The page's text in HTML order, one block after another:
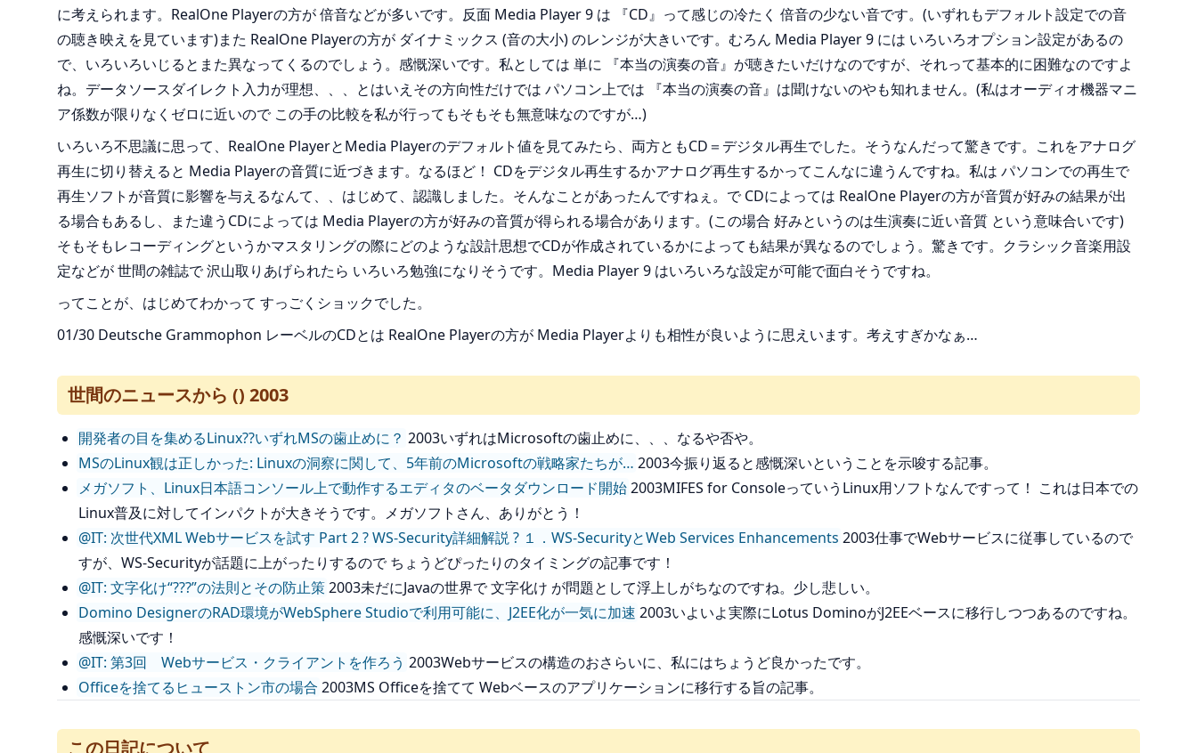
に考えられます。RealOne Playerの方が 倍音などが多いです。反面 Media Player 9 は 『CD』って感じの冷たく 倍音の少ない音です。(いずれもデフォルト設定での音
の聴き映えを見ています)また RealOne Playerの方が ダイナミックス (音の大小) のレンジが大きいです。むろん Media Player 9 には いろいろオプション設定があるの
で、いろいろいじるとまた異なってくるのでしょう。感慨深いです。私としては 単に 『本当の演奏の音』が聴きたいだけなのですが、それって基本的に困難なのですよ
ね。データソースダイレクト入力が理想、、、とはいえその方向性だけでは パソコン上では 『本当の演奏の音』は聞けないのやも知れません。(私はオーディオ機器マニ
ア係数が限りなくゼロに近いので この手の比較を私が行ってもそもそも無意味なのですが…)
いろいろ不思議に思って、RealOne PlayerとMedia Playerのデフォルト値を見てみたら、両方ともCD＝デジタル再生でした。そうなんだって驚きです。これをアナログ
再生に切り替えると Media Playerの音質に近づきます。なるほど！ CDをデジタル再生するかアナログ再生するかってこんなに違うんですね。私は パソコンでの再生で
再生ソフトが音質に影響を与えるなんて、、はじめて、認識しました。そんなことがあったんですねぇ。で CDによっては RealOne Playerの方が音質が好みの結果が出
る場合もあるし、また違うCDによっては Media Playerの方が好みの音質が得られる場合があります。(この場合 好みというのは生演奏に近い音質 という意味合いです)
そもそもレコーディングというかマスタリングの際にどのような設計思想でCDが作成されているかによっても結果が異なるのでしょう。驚きです。クラシック音楽用設
定などが 世間の雑誌で 沢山取りあげられたら いろいろ勉強になりそうです。Media Player 9 はいろいろな設定が可能で面白そうですね。
ってことが、はじめてわかって すっごくショックでした。
01/30 Deutsche Grammophon レーベルのCDとは RealOne Playerの方が Media Playerよりも相性が良いように思えいます。考えすぎかなぁ…
世間のニュースから () 2003
開発者の目を集めるLinux??いずれMSの歯止めに？ 2003いずれはMicrosoftの歯止めに、、、なるや否や。
MSのLinux観は正しかった: Linuxの洞察に関して、5年前のMicrosoftの戦略家たちが… 2003今振り返ると感慨深いということを示唆する記事。
メガソフト、Linux日本語コンソール上で動作するエディタのベータダウンロード開始2003MIFES for ConsoleっていうLinux用ソフトなんですって！ これは日本での
Linux普及に対してインパクトが大きそうです。メガソフトさん、ありがとう！
@IT: 次世代XML Webサービスを試す Part 2 ? WS-Security詳細解説 ? １．WS-SecurityとWeb Services Enhancements 2003仕事でWebサービスに従事しているので
すが、WS-Securityが話題に上がったりするので ちょうどぴったりのタイミングの記事です！
@IT: 文字化け“???”の法則とその防止策2003未だにJavaの世界で 文字化け が問題として浮上しがちなのですね。少し悲しい。
Domino DesignerのRAD環境がWebSphere Studioで利用可能に、J2EE化が一気に加速 2003いよいよ実際にLotus DominoがJ2EEベースに移行しつつあるのですね。
感慨深いです！
@IT: 第3回 Webサービス・クライアントを作ろう 2003Webサービスの構造のおさらいに、私にはちょうど良かったです。
Officeを捨てるヒューストン市の場合 2003MS Officeを捨てて Webベースのアプリケーションに移行する旨の記事。
この日記について